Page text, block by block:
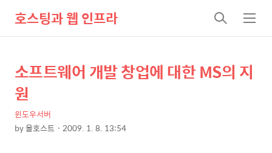
호스팅과 웹 인프라
검
색
메
뉴
상
세
컨
텐
본
문
제
목
소프트웨어 개발 창업에 대한 MS의 지
원
윈도우서버
by올호스트 2009. 1. 8. 13:54